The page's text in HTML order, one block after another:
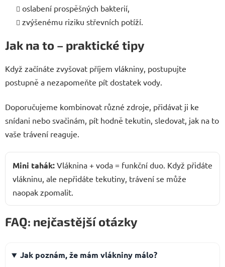
oslabení prospěšných bakterií,
zvýšenému riziku střevních potíží.
Jak na to – praktické tipy
Když začínáte zvyšovat příjem vlákniny, postupujte
postupně a nezapomeňte pít dostatek vody.
Doporučujeme kombinovat různé zdroje, přidávat ji ke
snídani nebo svačinám, pít hodně tekutin, sledovat, jak na to
vaše trávení reaguje.
Mini tahák: Vláknina + voda = funkční duo. Když přidáte
vlákninu, ale nepřidáte tekutiny, trávení se může
naopak zpomalit.
FAQ: nejčastější otázky
Jak poznám, že mám vlákniny málo?